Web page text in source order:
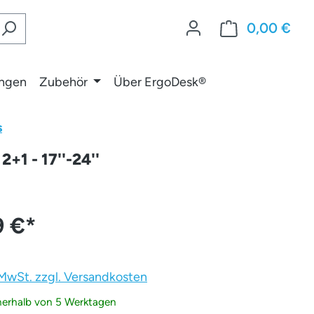
0,00 €
Zubehör Über ErgoDesk®
- 17''-24''
€*
zzgl. Versandkosten
von 5 Werktagen